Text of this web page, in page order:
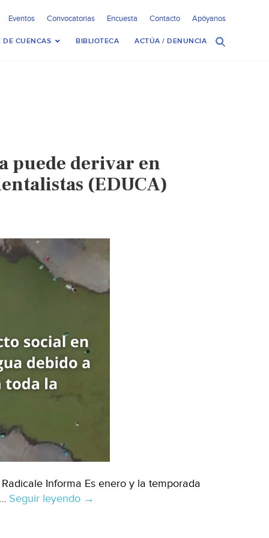
Eventos Convocatorias Encuesta Contacto Apóyanos
DE CUENCAS BIBLIOTECA ACTÚA / DENUNCIA
puede derivar en
(EDUCA)
Informa Es enero y la temporada
Seguir leyendo Oaxaca
→